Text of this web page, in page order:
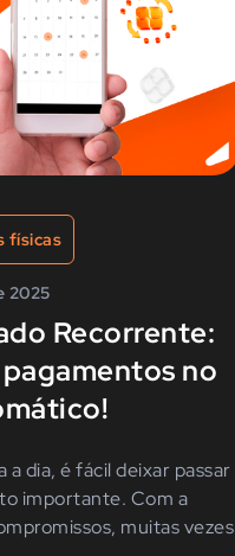
físicas
2025
Recorrente:
no
a dia, é fácil deixar passar
importante. Com a
muitas vezes